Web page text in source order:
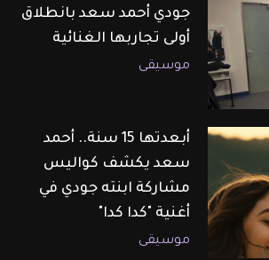
جودي أحمد سعد بانطلاق
أولى تجاربها الغنائية
موسيقى
أبعدتها 15 سنة.. أحمد
سعد يكشف كواليس
مشاركة ابنته جودي في
أغنية "كدا كدا"
موسيقى